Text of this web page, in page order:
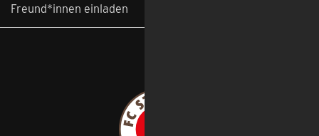
Freund*innen einladen